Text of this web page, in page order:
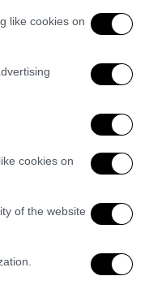
like cookies on
cookies on
of the website
ή
του